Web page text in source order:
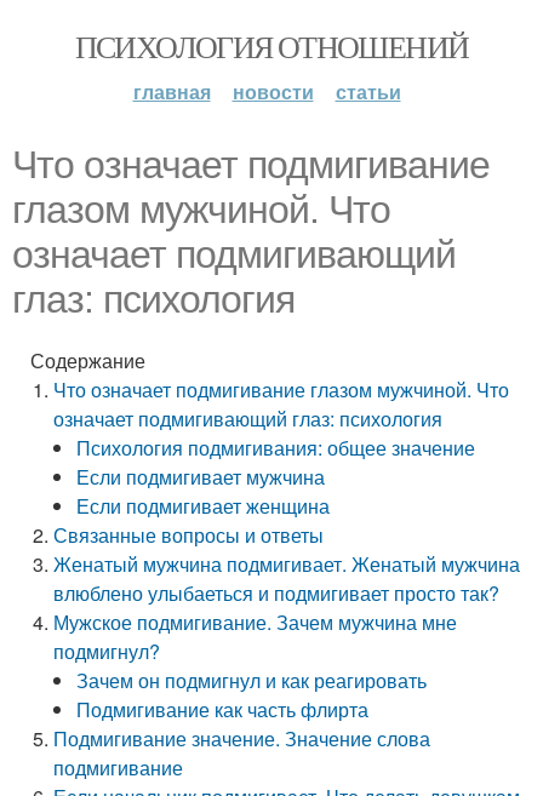
ПСИХОЛОГИЯ ОТНОШЕНИЙ
главная новости статьи
Что означает подмигивание
глазом мужчиной. Что
означает подмигивающий
глаз: психология
Содержание
Что означает подмигивание глазом мужчиной. Что
означает подмигивающий глаз: психология
Психология подмигивания: общее значение
Если подмигивает мужчина
Если подмигивает женщина
Связанные вопросы и ответы
Женатый мужчина подмигивает. Женатый мужчина
влюблено улыбаеться и подмигивает просто так?
Мужское подмигивание. Зачем мужчина мне
подмигнул?
Зачем он подмигнул и как реагировать
Подмигивание как часть флирта
Подмигивание значение. Значение слова
подмигивание